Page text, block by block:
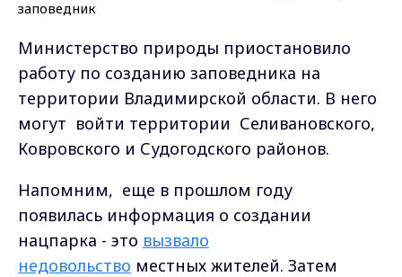
Министерство природы приостановило
работу по созданию заповедника на
территории Владимирской области. В него
могут войти территории Селивановского,
Ковровского и Судогодского районов.
Напомним, еще в прошлом году
появилась информация о создании
нацпарка - это вызвало
недовольство местных жителей. Затем